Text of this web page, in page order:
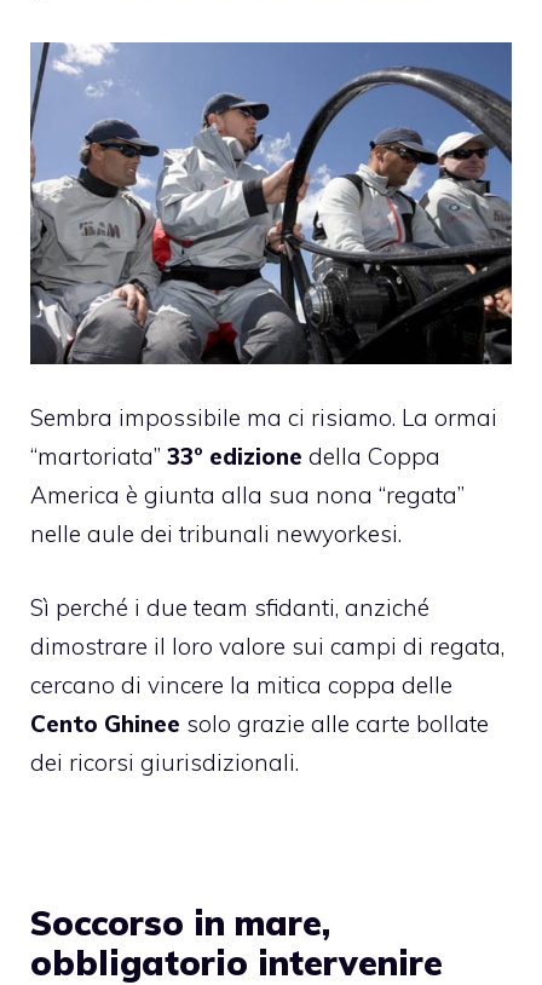
Sembra impossibile ma ci risiamo. La ormai
“martoriata” 33° edizione della Coppa
America è giunta alla sua nona “regata”
nelle aule dei tribunali newyorkesi.
Sì perché i due team sfidanti, anziché
dimostrare il loro valore sui campi di regata,
cercano di vincere la mitica coppa delle
Cento Ghinee solo grazie alle carte bollate
dei ricorsi giurisdizionali.
Soccorso in mare,
obbligatorio intervenire